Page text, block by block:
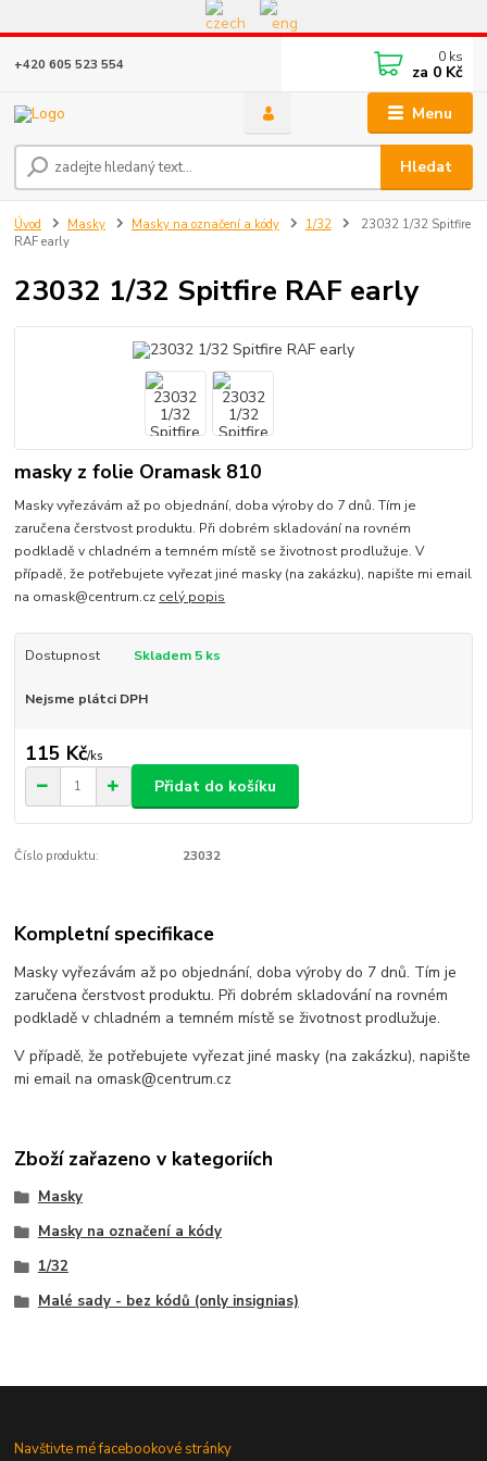
Eshop v provozu do 31.10.2026
Menu
Hledat
+420 605 523 554 0 ks
za 0 Kč
Úvod Masky Masky na označení a kódy 1/32
23032 1/32 Spitfire
RAF early
23032 1/32 Spitfire RAF early
masky z folie Oramask 810
Masky vyřezávám až po objednání, doba výroby do 7 dnů. Tím je
zaručena čerstvost produktu. Při dobrém skladování na rovném
podkladě v chladném a temném místě se životnost prodlužuje. V
případě, že potřebujete vyřezat jiné masky (na zakázku), napište mi email
na omask@centrum.cz celý popis
Dostupnost Skladem 5 ks
Nejsme plátci DPH
115 Kč/ks
Přidat do košíku
Číslo produktu: 23032
Kompletní specifikace
Masky vyřezávám až po objednání, doba výroby do 7 dnů. Tím je
zaručena čerstvost produktu. Při dobrém skladování na rovném
podkladě v chladném a temném místě se životnost prodlužuje.
V případě, že potřebujete vyřezat jiné masky (na zakázku), napište
mi email na omask@centrum.cz
Zboží zařazeno v kategoriích
Masky
Masky na označení a kódy
1/32
Malé sady - bez kódů (only insignias)
Navštivte mé facebookové stránky